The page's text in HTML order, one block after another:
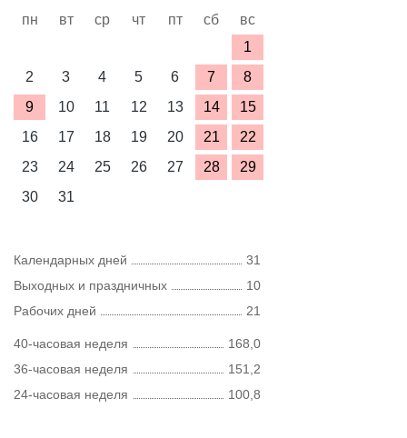
пн вт ср чт пт сб
вс
1
2
3 4 5 6 7
8
9
10 11 12 13 14
15
16
17 18 19 20 21
22
23
24 25 26 27 28
29
30
31
Календарных дней
31
Выходных и праздничных
10
Рабочих дней
21
40-часовая неделя
168,0
36-часовая неделя
151,2
24-часовая неделя
100,8